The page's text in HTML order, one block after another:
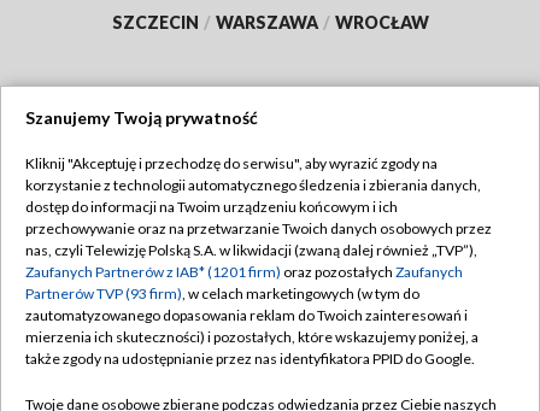
SZCZECIN / WARSZAWA / WROCŁAW
TVP
Abonament TVP
Emisja w TVP
Centrum informacji TVP
Naziemna Telewizja Cyfrowa
Regulamin TVP
Polityka prywatności
Moje zgody
Pomoc
Szanujemy Twoją prywatność
Kliknij "Akceptuję i przechodzę do serwisu", aby wyrazić zgody na
korzystanie z technologii automatycznego śledzenia i zbierania danych,
dostęp do informacji na Twoim urządzeniu końcowym i ich
przechowywanie oraz na przetwarzanie Twoich danych osobowych przez
nas, czyli Telewizję Polską S.A. w likwidacji (zwaną dalej również „TVP”),
Zaufanych Partnerów z IAB* (1201 firm) oraz pozostałych Zaufanych
Partnerów TVP (93 firm), w celach marketingowych (w tym do
zautomatyzowanego dopasowania reklam do Twoich zainteresowań i
mierzenia ich skuteczności) i pozostałych, które wskazujemy poniżej, a
także zgody na udostępnianie przez nas identyfikatora PPID do Google.
Twoje dane osobowe zbierane podczas odwiedzania przez Ciebie naszych